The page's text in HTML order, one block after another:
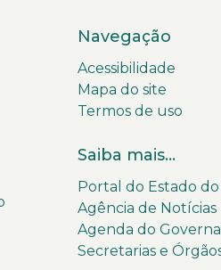
Navegação
Acessibilidade
Mapa do site
Termos de uso
Saiba mais...
Portal do Estado do
Agência de Notícias
Agenda do
Secretarias e